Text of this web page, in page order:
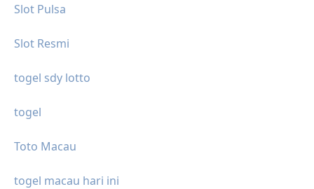
Slot Pulsa
Slot Resmi
togel sdy lotto
togel
Toto Macau
togel macau hari ini